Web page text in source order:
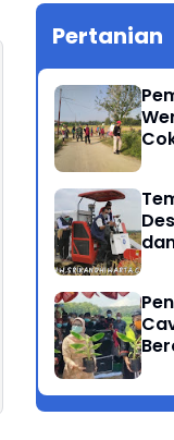
Pertanian